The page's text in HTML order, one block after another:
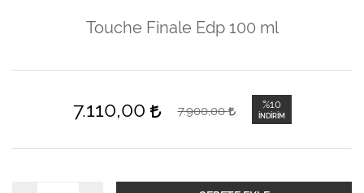
Touche Finale Edp 100 ml
7.110,00 7.900,00 %10
İNDIRIM